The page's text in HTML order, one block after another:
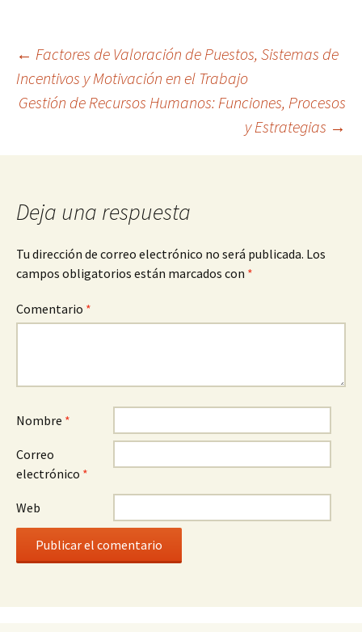
Navegación
de
entradas
← Factores de Valoración de Puestos, Sistemas de
Incentivos y Motivación en el Trabajo
Gestión de Recursos Humanos: Funciones, Procesos
y Estrategias →
Deja una respuesta
Tu dirección de correo electrónico no será publicada. Los
campos obligatorios están marcados con *
Comentario *
Nombre *
Correo
electrónico *
Web